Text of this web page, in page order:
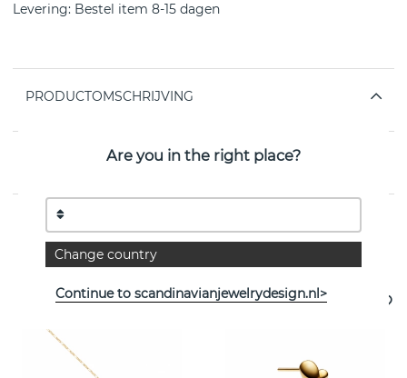
Levering: Bestel item 8-15 dagen
PRODUCTOMSCHRIJVING
EIGENSCHAPPEN
Bekijk meer artikelen
Are you in the right place?
Change country
Continue to scandinavianjewelrydesign.nl>